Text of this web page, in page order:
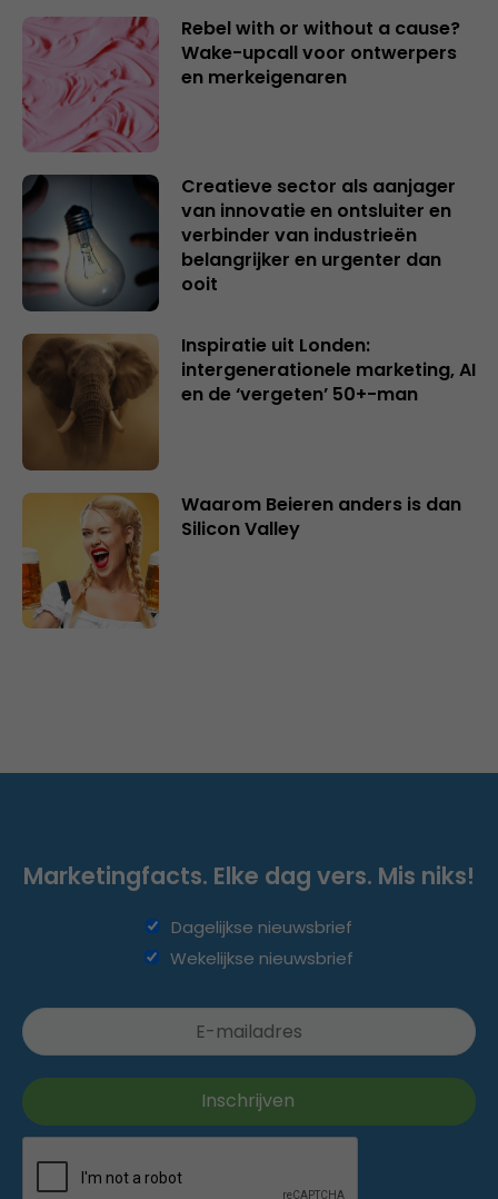
Rebel with or without a cause?
Wake-upcall voor ontwerpers
en merkeigenaren
Creatieve sector als aanjager
van innovatie en ontsluiter en
verbinder van industrieën
belangrijker en urgenter dan
ooit
Inspiratie uit Londen:
intergenerationele marketing, AI
en de ‘vergeten’ 50+-man
Waarom Beieren anders is dan
Silicon Valley
Marketingfacts. Elke dag vers. Mis niks!
Dagelijkse nieuwsbrief
Wekelijkse nieuwsbrief